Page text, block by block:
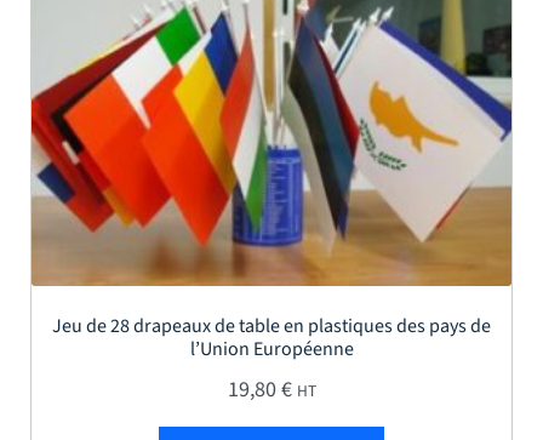
Jeu de 28 drapeaux de table en plastiques des pays de
l’Union Européenne
19,80€ HT